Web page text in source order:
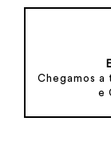
Chegamos a
e